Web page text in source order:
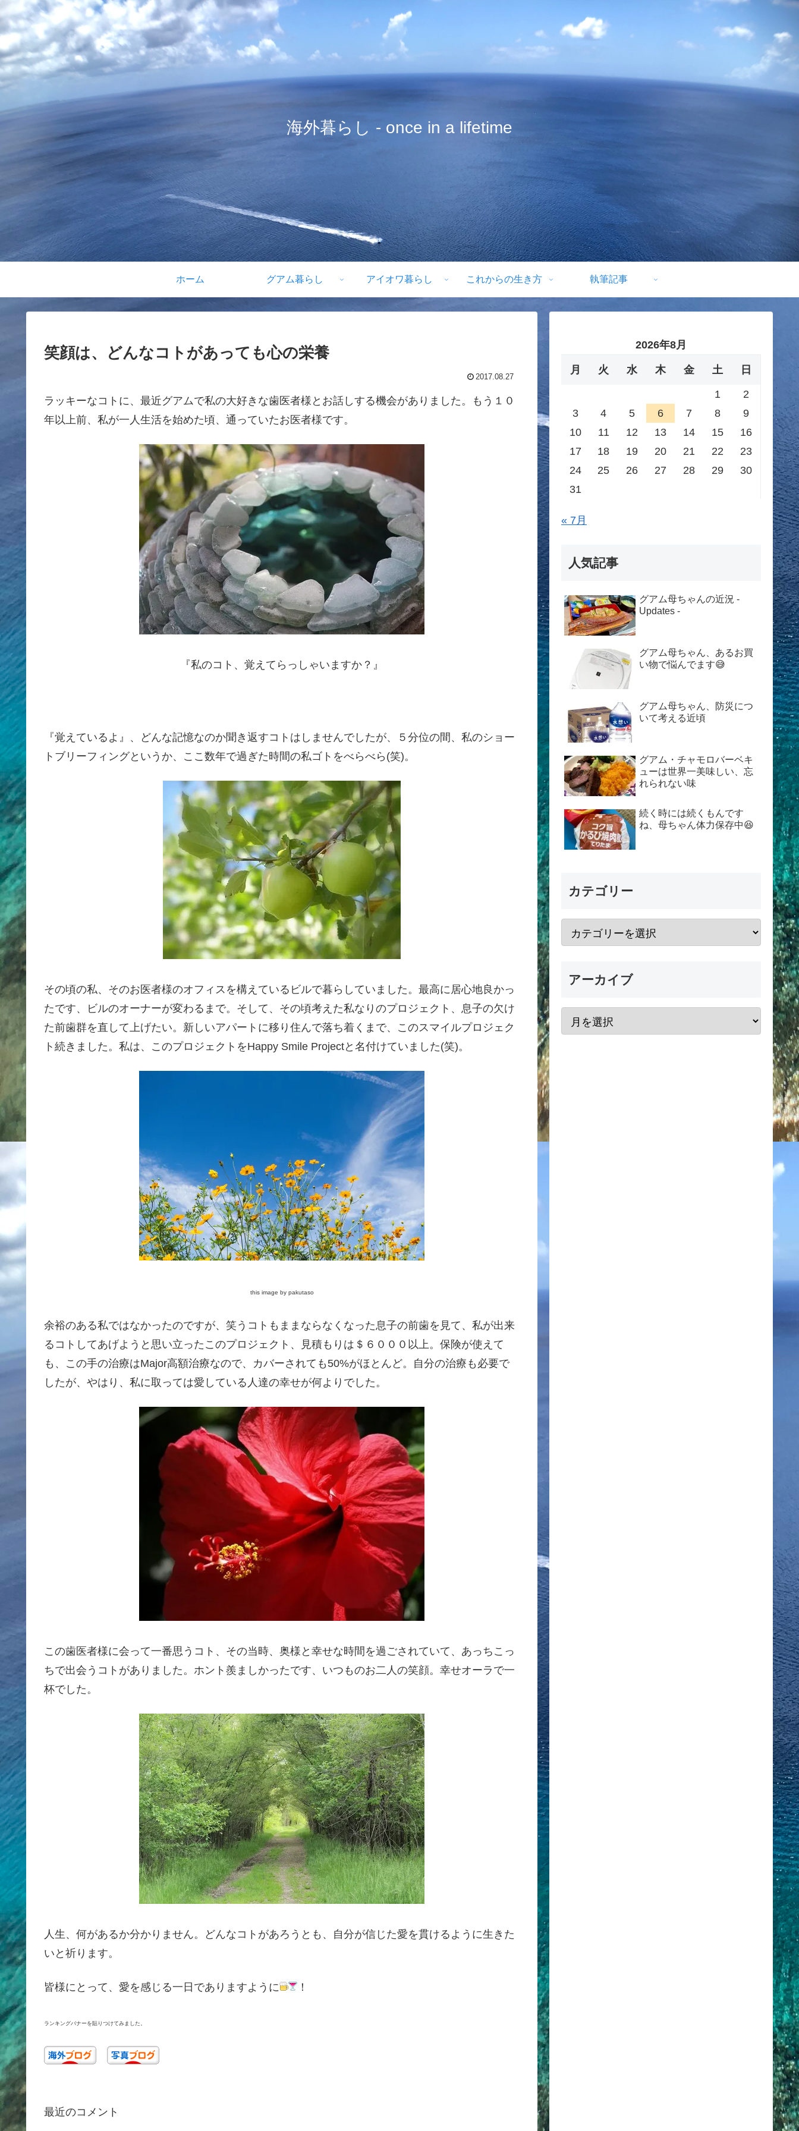
海外暮らし - once in a lifetime
ホーム グアム暮らし アイオワ暮らし これからの生き方 執筆記事
笑顔は、どんなコトがあっても心の栄養
2017.08.27
ラッキーなコトに、最近グアムで私の大好きな歯医者様とお話しする機会がありました。もう１０
年以上前、私が一人生活を始めた頃、通っていたお医者様です。
『私のコト、覚えてらっしゃいますか？』
『覚えているよ』、どんな記憶なのか聞き返すコトはしませんでしたが、５分位の間、私のショー
トブリーフィングというか、ここ数年で過ぎた時間の私ゴトをべらべら(笑)。
その頃の私、そのお医者様のオフィスを構えているビルで暮らしていました。最高に居心地良かっ
たです、ビルのオーナーが変わるまで。そして、その頃考えた私なりのプロジェクト、息子の欠け
た前歯群を直して上げたい。新しいアパートに移り住んで落ち着くまで、このスマイルプロジェク
ト続きました。私は、このプロジェクトをHappy Smile Projectと名付けていました(笑)。
this image by pakutaso
余裕のある私ではなかったのですが、笑うコトもままならなくなった息子の前歯を見て、私が出来
るコトしてあげようと思い立ったこのプロジェクト、見積もりは＄６０００以上。保険が使えて
も、この手の治療はMajor高額治療なので、カバーされても50%がほとんど。自分の治療も必要で
したが、やはり、私に取っては愛している人達の幸せが何よりでした。
この歯医者様に会って一番思うコト、その当時、奥様と幸せな時間を過ごされていて、あっちこっ
ちで出会うコトがありました。ホント羨ましかったです、いつものお二人の笑顔。幸せオーラで一
杯でした。
人生、何があるか分かりません。どんなコトがあろうとも、自分が信じた愛を貫けるように生きた
いと祈ります。
皆様にとって、愛を感じる一日でありますように ！
ランキングバナーを貼りつけてみました。
最近のコメント
2026年8月
月 火 水 木 金 土 日
1
2
3
4 5 6 7 8
9
10
11 12 13 14 15
16
17
18 19 20 21 22
23
24
25 26 27 28 29
30
31
« 7月
人気記事
グアム母ちゃんの近況 -
Updates -
グアム母ちゃん、あるお買
い物で悩んでます😅
グアム母ちゃん、防災につ
いて考える近頃
グアム・チャモロバーベキ
ューは世界一美味しい、忘
れられない味
続く時には続くもんです
ね、母ちゃん体力保存中😆
カテゴリー
アーカイブ